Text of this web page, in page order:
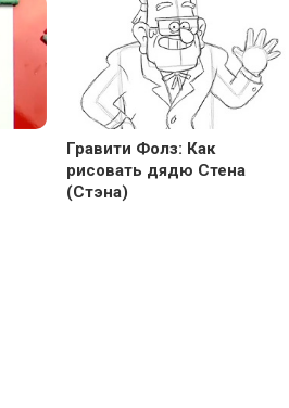
Гравити Фолз: Как
рисовать дядю Стена
(Стэна)